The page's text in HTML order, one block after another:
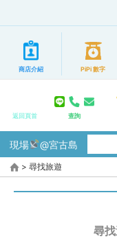
商店介紹 PiPi 數字
返回頁首 查詢
現場 @宮古島
> 尋找旅遊
尋找